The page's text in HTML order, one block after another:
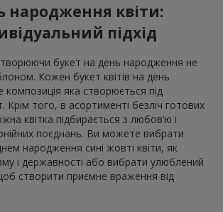
народження квіти:
підхід
букет на день народження не
Кожен букет квітів на день
яка створюється під
Крім того, в асортименті безліч готових
квітка підбирається з любов’ю і
поєднань. Ви можете вибрати
народження сині жовті квіти, як
і державності або вибрати улюблений
створити приємне враження від